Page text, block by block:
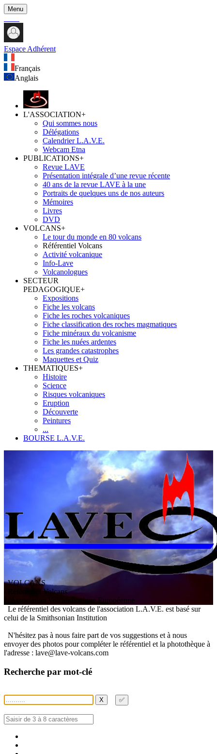
Menu
Espace Adhérent
Français
Anglais
L'ASSOCIATION+
Qui sommes nous
Délégations
Calendrier L.A.V.E.
Webcam Etna
PUBLICATIONS+
Revue LAVE
Présentation intégrale d’une revue récente
40 ans de la revue LAVE à la une
Portraits de quelques uns de nos auteurs
Mémoires
Livres
DVD
VOLCANS+
Le tour du monde en 80 volcans
Référentiel Volcans
Activité volcanique
Info-Lave
Volcanologues
SECTEUR
PEDAGOGIQUE+
Expositions
Fiche les volcans
Fiche les roches volcaniques
Fiche classification des roches magmatiques
Fiche minéraux du volcanisme
Fiche les nuées ardentes
Les grandes catastrophes
Maquettes et Quiz
THEMATIQUES+
Histoire
Science
Risques volcaniques
Eruption
Découverte
Peintures
...
BOURSE L.A.V.E.
VOLCANS
/ Référentiel Volcans
ssociation V olcanologiqueEuropéenne
Le référentiel des volcans de l'association L.A.V.E. est basé sur
celui de la Smithsonian Institution
N'hésitez pas à nous faire part de vos suggestions et à nous
envoyer des photos pour compléter le référentiel et la photothèque à
l'adresse : lave@lave-volcans.com
Recherche par mot-clé
X ✅